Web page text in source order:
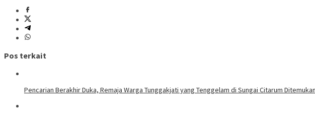
Pos terkait
Pencarian Berakhir Duka, Remaja Warga Tunggakjati yang Tenggelam di Sungai Citarum